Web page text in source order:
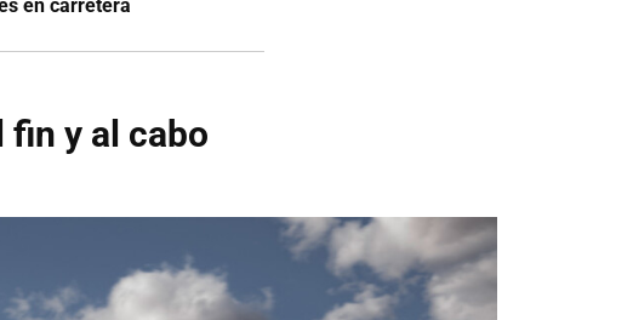
en carretera
fin y al cabo